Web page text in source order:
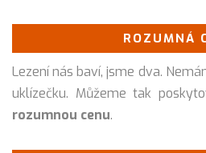
ROZUMNÁ
Lezení nás baví, jsme dva.
uklízečku. Můžeme tak
rozumnou cenu.